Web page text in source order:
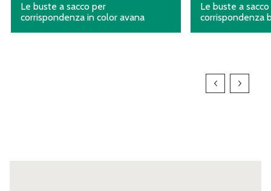
Le buste a sacco per
corrispondenza in color avana
Le buste a
corrispondenza